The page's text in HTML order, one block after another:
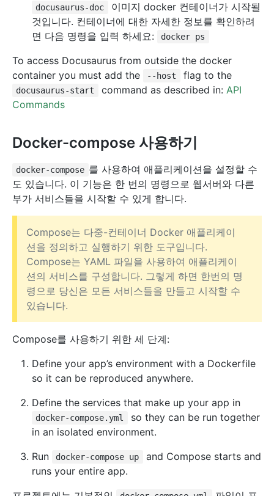
docusaurus-doc
이미지 docker 컨테이너가 시작될
것입니다. 컨테이너에 대한 자세한 정보를 확인하려
면 다음 명령을 입력 하세요:
docker ps
To access Docusaurus from outside the docker
container you must add the
--host flag to the
docusaurus-start command as described in: API
Commands
Docker-compose 사용하기
docker-compose 를 사용하여 애플리케이션을 설정할 수
도 있습니다. 이 기능은 한 번의 명령으로 웹서버와 다른
부가 서비스들을 시작할 수 있게 합니다.
Compose는 다중-컨테이너 Docker 애플리케이
션을 정의하고 실행하기 위한 도구입니다.
Compose는 YAML 파일을 사용하여 애플리케이
션의 서비스를 구성합니다. 그렇게 하면 한번의 명
령으로 당신은 모든 서비스들을 만들고 시작할 수
있습니다.
Compose를 사용하기 위한 세 단계:
Define your app’s environment with a Dockerfile
so it can be reproduced anywhere.
Define the services that make up your app in
docker-compose.yml
so they can be run together
in an isolated environment.
Run
docker-compose up
and Compose starts and
runs your entire app.